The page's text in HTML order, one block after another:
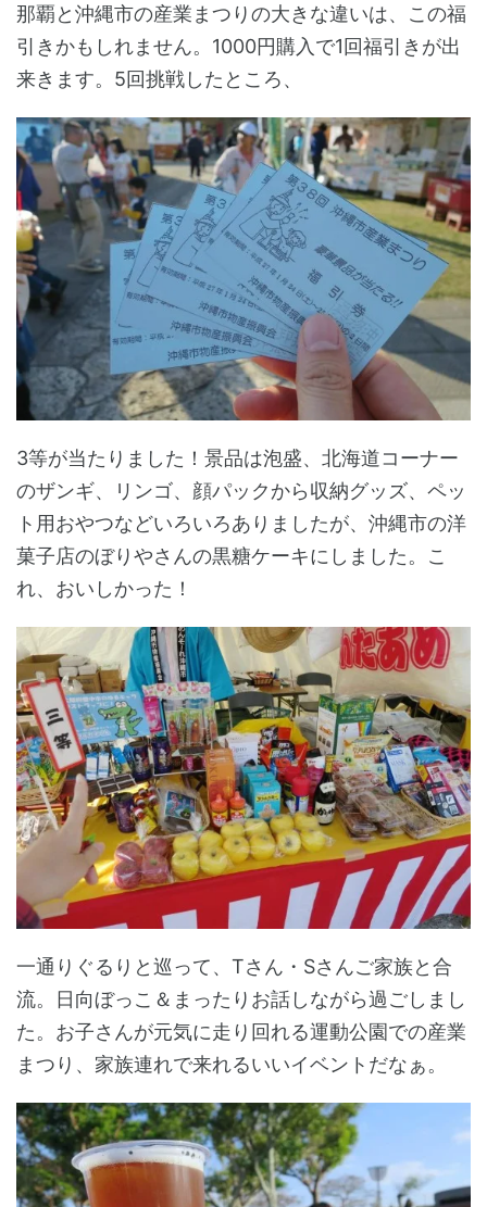
那覇と沖縄市の産業まつりの大きな違いは、この福
引きかもしれません。1000円購入で1回福引きが出
来きます。5回挑戦したところ、
3等が当たりました！景品は泡盛、北海道コーナー
のザンギ、リンゴ、顔パックから収納グッズ、ペッ
ト用おやつなどいろいろありましたが、沖縄市の洋
菓子店のぼりやさんの黒糖ケーキにしました。こ
れ、おいしかった！
一通りぐるりと巡って、Tさん・Sさんご家族と合
流。日向ぼっこ＆まったりお話しながら過ごしまし
た。お子さんが元気に走り回れる運動公園での産業
まつり、家族連れで来れるいいイベントだなぁ。